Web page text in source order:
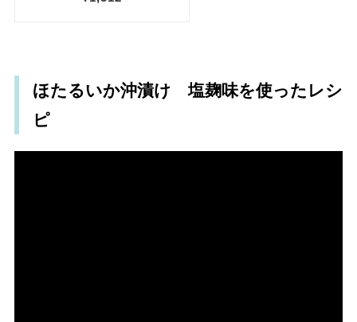
ほたるいか沖漬け 塩麹味を使ったレシ
ピ